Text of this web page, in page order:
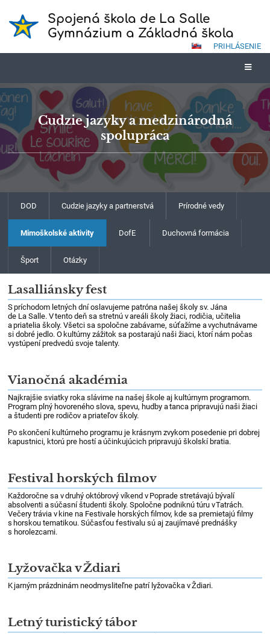
Spojená škola de La Salle
Gymnázium a Základná škola
PRIHLÁSENIE
Cudzie jazyky a medzinárodná
spolupráca
DOD Cudzie jazyky a partnerstvá Prírodné vedy
Mimoškolské aktivity DofE Duchovná formácia
Šport Otázky
Lasalliánsky fest
S príchodom letných dní oslavujeme patróna našej školy sv. Jána
de La Salle. V tento deň sa stretnú v areáli školy žiaci, rodičia, učitelia
a priatelia školy. Všetci sa spoločne zabávame, súťažíme a vychutnávame
si dobré jedlo. O kultúrny zážitok sa postarajú naši žiaci, ktorí nám počas
vystúpení predvedú svoje talenty.
Vianočná akadémia
Najkrajšie sviatky roka slávime na našej škole aj kultúrnym programom.
Program plný hovoreného slova, spevu, hudby a tanca pripravujú naši žiaci
a študenti pre rodičov a priateľov školy.
Po skončení kultúrneho programu je krásnym zvykom posedenie pri dobrej
kapustnici, ktorú pre hostí a účinkujúcich pripravujú školskí bratia.
Festival horských filmov
Každoročne sa v druhý októbrový víkend v Poprade stretávajú bývalí
absolventi a súčasní študenti školy. Spoločne podniknú túru v Tatrách.
Večery trávia v kine na Festivale horských filmov, kde sa premietajú filmy
s horskou tematikou. Súčasťou festivalu sú aj zaujímavé prednášky
s horolezcami.
Lyžovačka v Ždiari
K jarným prázdninám neodmysliteľne patrí lyžovačka v Ždiari.
Letný turistický tábor